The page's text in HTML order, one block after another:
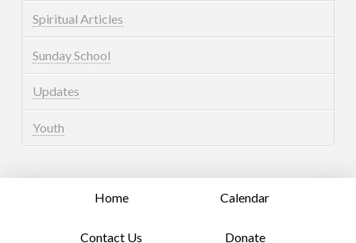
Spiritual Articles
Sunday School
Updates
Youth
Home Calendar
Contact Us Donate